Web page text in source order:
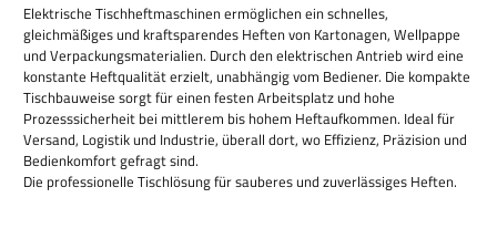
Elektrische Tischheftmaschinen ermöglichen ein schnelles,
gleichmäßiges und kraftsparendes Heften von Kartonagen, Wellpappe
und Verpackungsmaterialien. Durch den elektrischen Antrieb wird eine
konstante Heftqualität erzielt, unabhängig vom Bediener. Die kompakte
Tischbauweise sorgt für einen festen Arbeitsplatz und hohe
Prozesssicherheit bei mittlerem bis hohem Heftaufkommen. Ideal für
Versand, Logistik und Industrie, überall dort, wo Effizienz, Präzision und
Bedienkomfort gefragt sind.
Die professionelle Tischlösung für sauberes und zuverlässiges Heften.